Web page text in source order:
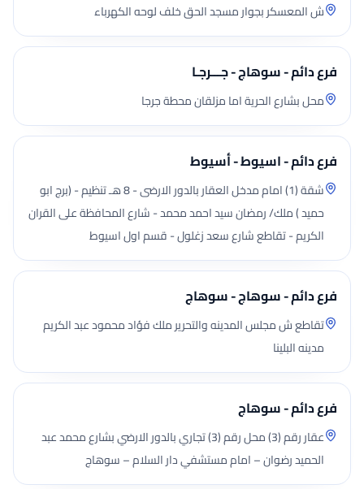
ش المعسكر بجوار مسجد الحق خلف لوحه الكهرباء
فرع دائم - سوهاج - جـــرجـا
محل بشارع الحرية اما مزلقان محطة جرجا
فرع دائم - اسيوط - أسيوط
شقة (1) امام مدخل العقار بالدور الارضى - 8 هـ تنظيم - (برج ابو
حميد ) ملك/ رمضان سيد احمد محمد - شارع المحافظة على القران
الكريم - تقاطع شارع سعد زغلول - قسم اول اسيوط
فرع دائم - سوهاج - سوهاج
تقاطع ش مجلس المدينه والتحرير ملك فؤاد محمود عبد الكريم
مدينه البلينا
فرع دائم - سوهاج
عقار رقم (3) محل رقم (3) تجاري بالدور الارضي بشارع محمد عبد
الحميد رضوان – امام مستشفي دار السلام – سوهاج